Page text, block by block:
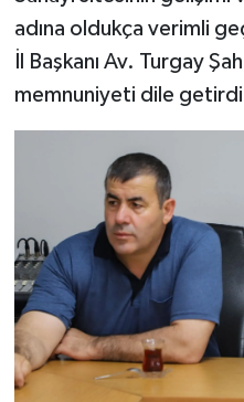
adına oldukça verimli
İl Başkanı Av. Turgay
memnuniyeti dile